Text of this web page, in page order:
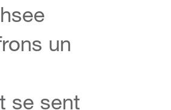
un
se sent